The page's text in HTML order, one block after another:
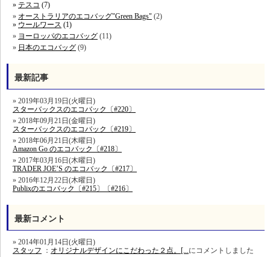
テスコ (7)
オーストラリアのエコバッグ"Green Bags" (2)
ウールワース (1)
ヨーロッパのエコバッグ (11)
日本のエコバッグ (9)
最新記事
2019年03月19日(火曜日)
スターバックスのエコバック〔#220〕
2018年09月21日(金曜日)
スターバックスのエコバック〔#219〕
2018年06月21日(木曜日)
Amazon Go のエコバック〔#218〕
2017年03月16日(木曜日)
TRADER JOE’S のエコバック〔#217〕
2016年12月22日(木曜日)
Publixのエコバック〔#215〕〔#216〕
最新コメント
2014年01月14日(火曜日)
スタッフ ： オリジナルデザインにこだわった２点。[...にコメントしました